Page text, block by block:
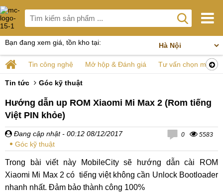
Bạn đang xem giá, tồn kho tại:
Tin công nghệ Mở hộp & Đánh giá Tư vấn chọn mua
Tin tức Góc kỹ thuật
Hướng dẫn up ROM Xiaomi Mi Max 2 (Rom tiếng
Việt PIN khỏe)
Đang cập nhật - 00:12 08/12/2017
Góc kỹ thuật
0 5583
Trong bài viết này MobileCity sẽ hướng dẫn cài ROM
Xiaomi Mi Max 2 có tiếng việt không cần Unlock Bootloader
nhanh nhất. Đảm bảo thành công 100%